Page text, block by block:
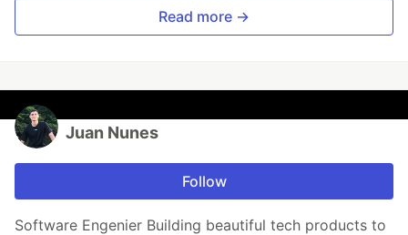
Read more →
Juan Nunes
Follow
Software Engenier Building beautiful tech products to